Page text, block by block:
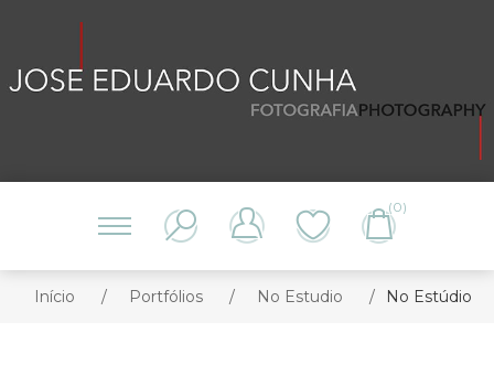
(0)
Início / Portfólios / No Estudio / No Estúdio